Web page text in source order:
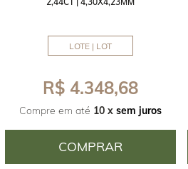
LOTE | LOT
R$ 4.348,68
Compre em até 10 x sem juros
COMPRAR